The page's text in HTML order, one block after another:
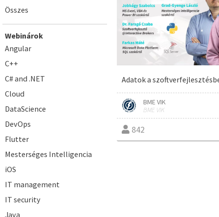
Összes
Webinárok
Angular
C++
C# and .NET
Cloud
DataScience
DevOps
Flutter
Mesterséges Intelligencia
iOS
IT management
IT security
Java
Adatok a
BME VIK
BME VIK
842